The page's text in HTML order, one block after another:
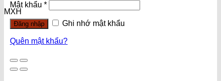
MXH
Mật khẩu *
Đăng nhập Ghi nhớ mật khẩu
Quên mật khẩu?